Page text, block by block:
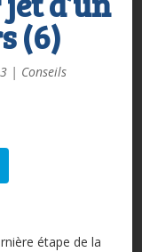
(6)
| Conseils
étape de la